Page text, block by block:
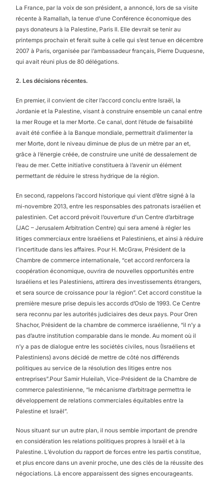
La France, par la voix de son président, a annoncé, lors de sa visite
récente à Ramallah, la tenue d’une Conférence économique des
pays donateurs à la Palestine, Paris II. Elle devrait se tenir au
printemps prochain et ferait suite à celle qui s’est tenue en décembre
2007 à Paris, organisée par l’ambassadeur français, Pierre Duquesne,
qui avait réuni plus de 80 délégations.
2. Les décisions récentes.
En premier, il convient de citer l’accord conclu entre Israël, la
Jordanie et la Palestine, visant à construire ensemble un canal entre
la mer Rouge et la mer Morte. Ce canal, dont l’étude de faisabilité
avait été confiée à la Banque mondiale, permettrait d’alimenter la
mer Morte, dont le niveau diminue de plus de un mètre par an et,
grâce à l’énergie créée, de construire une unité de dessalement de
l’eau de mer. Cette initiative constituera à l’avenir un élément
permettant de réduire le stress hydrique de la région.
En second, rappelons l’accord historique qui vient d’être signé à la
mi-novembre 2013, entre les responsables des patronats israélien et
palestinien. Cet accord prévoit l’ouverture d’un Centre d’arbitrage
(JAC – Jerusalem Arbitration Centre) qui sera amené à régler les
litiges commerciaux entre Israéliens et Palestiniens, et ainsi à réduire
l’incertitude dans les affaires. Pour H. McGraw, Président de la
Chambre de commerce internationale, “cet accord renforcera la
coopération économique, ouvrira de nouvelles opportunités entre
Israéliens et les Palestiniens, attirera des investissements étrangers,
et sera source de croissance pour la région”. Cet accord constitue la
première mesure prise depuis les accords d’Oslo de 1993. Ce Centre
sera reconnu par les autorités judiciaires des deux pays. Pour Oren
Shachor, Président de la chambre de commerce israélienne, “il n’y a
pas d’autre institution comparable dans le monde. Au moment où il
n’y a pas de dialogue entre les sociétés civiles, nous (Israéliens et
Palestiniens) avons décidé de mettre de côté nos différends
politiques au service de la résolution des litiges entre nos
entreprises”.Pour Samir Huleilah, Vice-Président de la Chambre de
commerce palestinienne, “le mécanisme d’arbitrage permettra le
développement de relations commerciales équitables entre la
Palestine et Israël”.
Nous situant sur un autre plan, il nous semble important de prendre
en considération les relations politiques propres à Israël et à la
Palestine. L’évolution du rapport de forces entre les partis constitue,
et plus encore dans un avenir proche, une des clés de la réussite des
négociations. Là encore apparaissent des signes encourageants.